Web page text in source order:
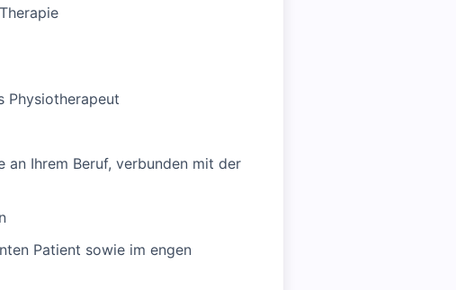
Physiotherapeut
an Ihrem Beruf, verbunden mit der
Patient sowie im engen